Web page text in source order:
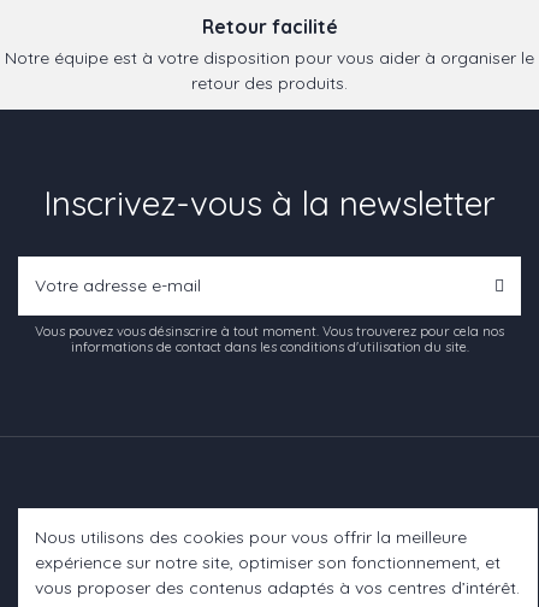
Retour facilité
Notre équipe est à votre disposition pour vous aider à organiser le
retour des produits.
Inscrivez-vous à la newsletter
Vous pouvez vous désinscrire à tout moment. Vous trouverez pour cela nos
informations de contact dans les conditions d'utilisation du site.
Informations
Nous utilisons des cookies pour vous offrir la meilleure
expérience sur notre site, optimiser son fonctionnement, et
vous proposer des contenus adaptés à vos centres d’intérêt.